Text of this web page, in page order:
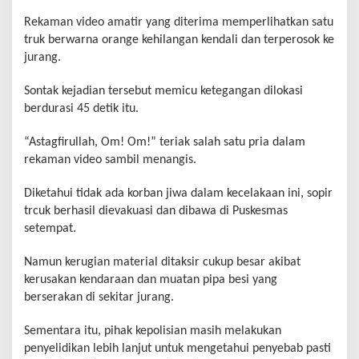
Rekaman video amatir yang diterima memperlihatkan satu
truk berwarna orange kehilangan kendali dan terperosok ke
jurang.
Sontak kejadian tersebut memicu ketegangan dilokasi
berdurasi 45 detik itu.
“Astagfirullah, Om! Om!” teriak salah satu pria dalam
rekaman video sambil menangis.
Diketahui tidak ada korban jiwa dalam kecelakaan ini, sopir
trcuk berhasil dievakuasi dan dibawa di Puskesmas
setempat.
Namun kerugian material ditaksir cukup besar akibat
kerusakan kendaraan dan muatan pipa besi yang
berserakan di sekitar jurang.
Sementara itu, pihak kepolisian masih melakukan
penyelidikan lebih lanjut untuk mengetahui penyebab pasti